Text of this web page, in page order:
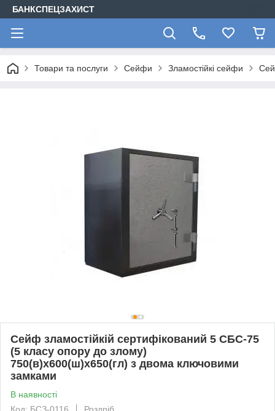
БАНКСПЕЦЗАХИСТ
Товари та послуги Сейфи Зламостійкі сейфи
Сейф зламостійкій сертифікований 5 СБС-75
(5 класу опору до злому)
750(в)х600(ш)х650(гл) з двома ключовими
замками
В наявності
Код: БСЗ-0116
Роздріб